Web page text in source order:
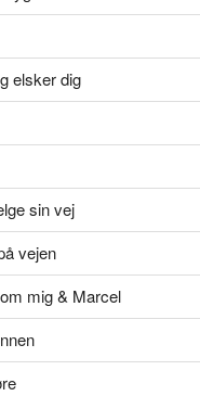
elsker dig
sin vej
vejen
mig & Marcel